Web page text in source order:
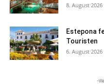
8. August 2026
Estepona
Touristen
6. August 2026
-